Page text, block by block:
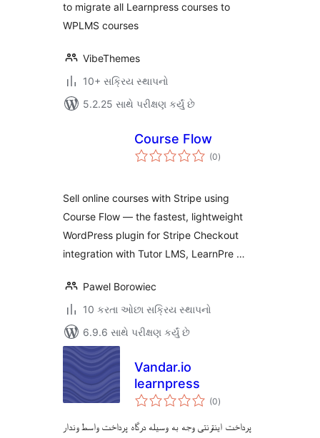
to migrate all Learnpress courses to
WPLMS courses
VibeThemes
10+ સક્રિય સ્થાપનો
5.2.25 સાથે પરીક્ષણ કર્યું છે
Course Flow
(0કુલ
રેટિંગ્સ
)
Sell online courses with Stripe using
Course Flow — the fastest, lightweight
WordPress plugin for Stripe Checkout
integration with Tutor LMS, LearnPre …
Pawel Borowiec
10 કરતા ઓછા સક્રિય સ્થાપનો
6.9.6 સાથે પરીક્ષણ કર્યું છે
Vandar.io
learnpress
(0કુલ
રેટિંગ્સ
)
پرداخت اینترنتی وجه به وسیله درگاه پرداخت واسط وندار